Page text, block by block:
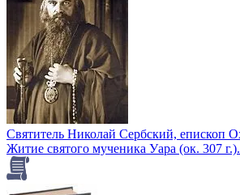
Святитель Николай Сербский, епископ
Житие святого мученика Уара (ок. 307